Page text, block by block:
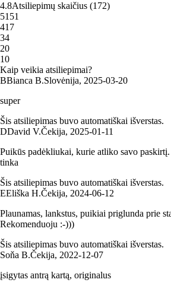
4.8Atsiliepimų skaičius (172)
5151
417
34
20
10
Kaip veikia atsiliepimai?
BBianca B.Slovėnija, 2025‑03‑20
super
Šis atsiliepimas buvo automatiškai išverstas.
DDavid V.Čekija, 2025‑01‑11
Puikūs padėkliukai, kurie atliko savo
tinka
Šis atsiliepimas buvo automatiškai išverstas.
EEliška H.Čekija, 2024‑06‑12
Plaunamas, lankstus, puikiai priglunda prie
Rekomenduoju :-)))
Šis atsiliepimas buvo automatiškai išverstas.
Soňa B.Čekija, 2022‑12‑07
įsigytas antrą kartą, originalus